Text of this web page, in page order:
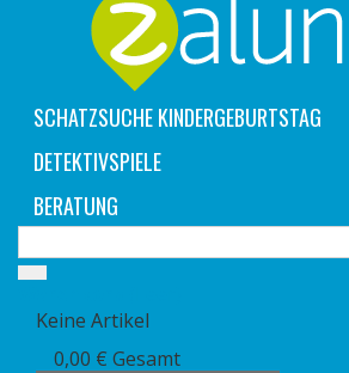
SCHATZSUCHE KINDERGEBURTSTAG
DETEKTIVSPIELE
BERATUNG
Keine Artikel
0,00 € Gesamt